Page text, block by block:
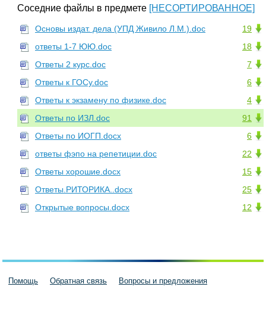
Соседние файлы в предмете [НЕСОРТИРОВАННОЕ]
19
Основы издат. дела (УПД Живило Л.М.).doc
18
ответы 1-7 ЮЮ.doc
7
Ответы 2 курс.doc
6
Ответы к ГОСу.doc
4
Ответы к экзамену по физике.doc
91
Ответы по ИЗЛ.doc
6
Ответы по ИОГП.docx
22
ответы фэпо на репетиции.doc
15
Ответы хорошие.docx
25
Ответы.РИТОРИКА..docx
12
Открытые вопросы.docx
Помощь Обратная связь Вопросы и предложения